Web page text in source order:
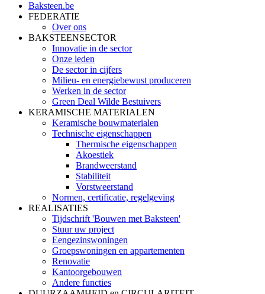
Baksteen.be
FEDERATIE
Over ons
BAKSTEENSECTOR
Innovatie in de sector
Onze leden
De sector in cijfers
Milieu- en energiebewust produceren
Werken in de sector
Green Deal Wilde Bestuivers
KERAMISCHE MATERIALEN
Keramische bouwmaterialen
Technische eigenschappen
Thermische eigenschappen
Akoestiek
Brandweerstand
Stabiliteit
Vorstweerstand
Normen, certificatie, regelgeving
REALISATIES
Tijdschrift 'Bouwen met Baksteen'
Stuur uw project
Eengezinswoningen
Groepswoningen en appartementen
Renovatie
Kantoorgebouwen
Andere functies